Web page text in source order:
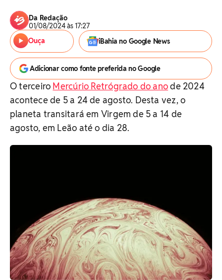
Da Redação
01/08/2024 às 17:27
Ouça
iBahia no Google News
Adicionar como fonte preferida no Google
O terceiro Mercúrio Retrógrado do anode 2024
acontece de 5 a 24 de agosto. Desta vez, o
planeta transitará em Virgem de 5 a 14 de
agosto, em Leão até o dia 28.